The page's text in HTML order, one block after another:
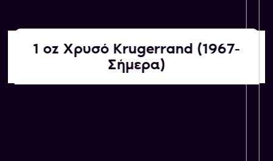
Αγοράζουμε εμείς
ΚΑΤΟΠΙΝ ΕΚΤΙΜΗΣΗΣ
1 oz Χρυσό Krugerrand (1967-
Σήμερα)